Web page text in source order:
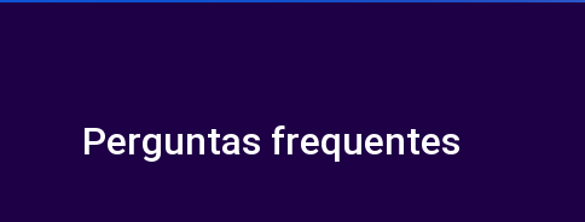
Perguntas frequentes